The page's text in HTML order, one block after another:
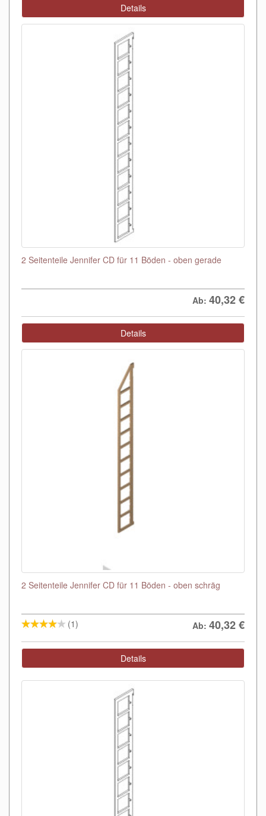
Details
2 Seitenteile Jennifer CD für 11 Böden - oben gerade
Ab: 40,32€
Details
2 Seitenteile Jennifer CD für 11 Böden - oben schräg
(1) Ab: 40,32€
Details